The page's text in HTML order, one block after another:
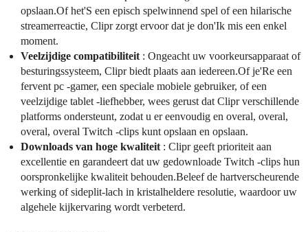
opslaan.Of het'S een episch spelwinnend spel of een hilarische
streamerreactie, Clipr zorgt ervoor dat je don'Ik mis een enkel
moment.
Veelzijdige compatibiliteit : Ongeacht uw voorkeursapparaat of
besturingssysteem, Clipr biedt plaats aan iedereen.Of je'Re een
fervent pc -gamer, een speciale mobiele gebruiker, of een
veelzijdige tablet -liefhebber, wees gerust dat Clipr verschillende
platforms ondersteunt, zodat u er eenvoudig en overal, overal,
overal, overal Twitch -clips kunt opslaan en opslaan.
Downloads van hoge kwaliteit : Clipr geeft prioriteit aan
excellentie en garandeert dat uw gedownloade Twitch -clips hun
oorspronkelijke kwaliteit behouden.Beleef de hartverscheurende
werking of sideplit-lach in kristalheldere resolutie, waardoor uw
algehele kijkervaring wordt verbeterd.